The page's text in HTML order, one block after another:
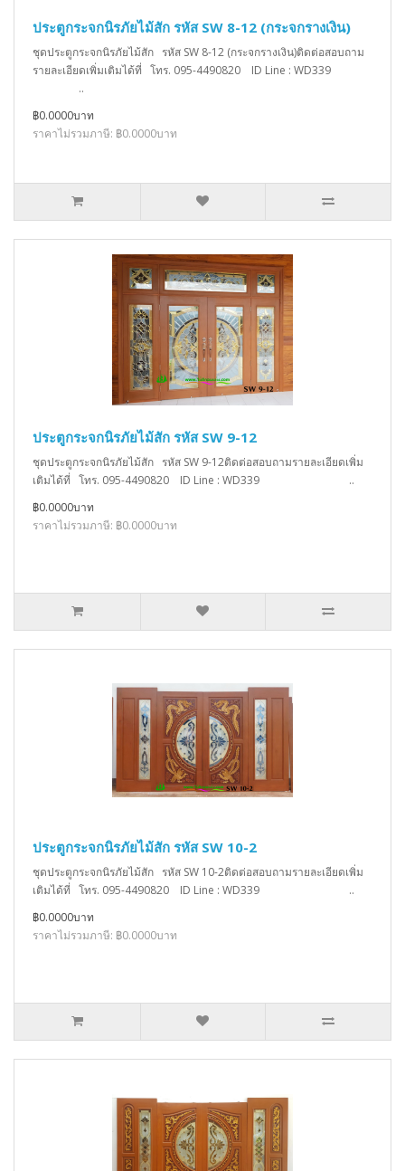
ประตูกระจกนิรภัยไม้สัก รหัส SW 8-12 (กระจกรางเงิน)
ชุดประตูกระจกนิรภัยไม้สัก รหัส SW 8-12 (กระจกรางเงิน)ติดต่อสอบถาม
รายละเอียดเพิ่มเติมได้ที่ โทร. 095-4490820 ID Line : WD339
..
฿0.0000บาท
ราคาไม่รวมภาษี: ฿0.0000บาท
ประตูกระจกนิรภัยไม้สัก รหัส SW 9-12
ชุดประตูกระจกนิรภัยไม้สัก รหัส SW 9-12ติดต่อสอบถามรายละเอียดเพิ่ม
เติมได้ที่ โทร. 095-4490820 ID Line : WD339 ..
฿0.0000บาท
ราคาไม่รวมภาษี: ฿0.0000บาท
ประตูกระจกนิรภัยไม้สัก รหัส SW 10-2
ชุดประตูกระจกนิรภัยไม้สัก รหัส SW 10-2ติดต่อสอบถามรายละเอียดเพิ่ม
เติมได้ที่ โทร. 095-4490820 ID Line : WD339 ..
฿0.0000บาท
ราคาไม่รวมภาษี: ฿0.0000บาท